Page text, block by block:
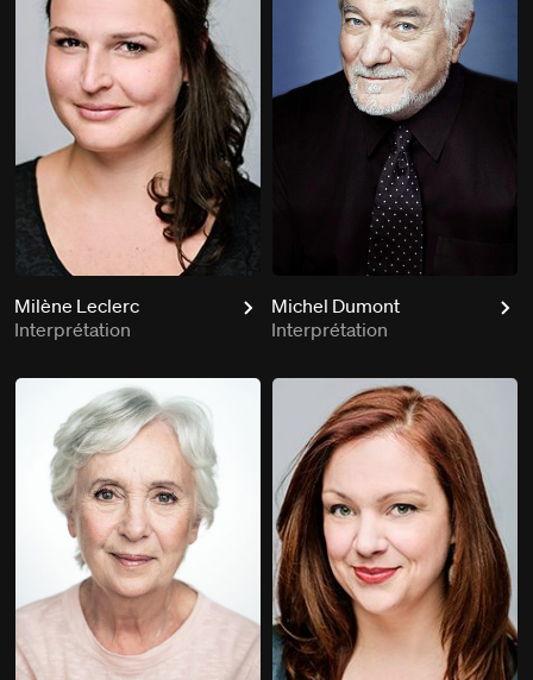
Milène Leclerc
Interprétation
Michel Dumont
Interprétation